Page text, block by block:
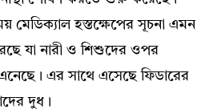
মেডিক্যাল হস্তক্ষেপের সূচনা এমন
যা নারী ও শিশুদের ওপর
এর সাথে এসেছে ফিডারের
দুধ।